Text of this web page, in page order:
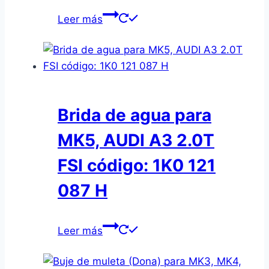
Leer más
Brida de agua para
MK5, AUDI A3 2.0T
FSI código: 1K0 121
087 H
Leer más